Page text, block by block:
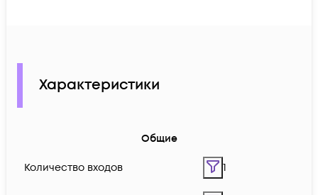
Характеристики
Общие
Количество входов 1